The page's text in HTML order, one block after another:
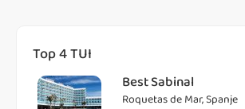
Top 4 TUI
Best Sabinal
Roquetas de Mar, Spanje